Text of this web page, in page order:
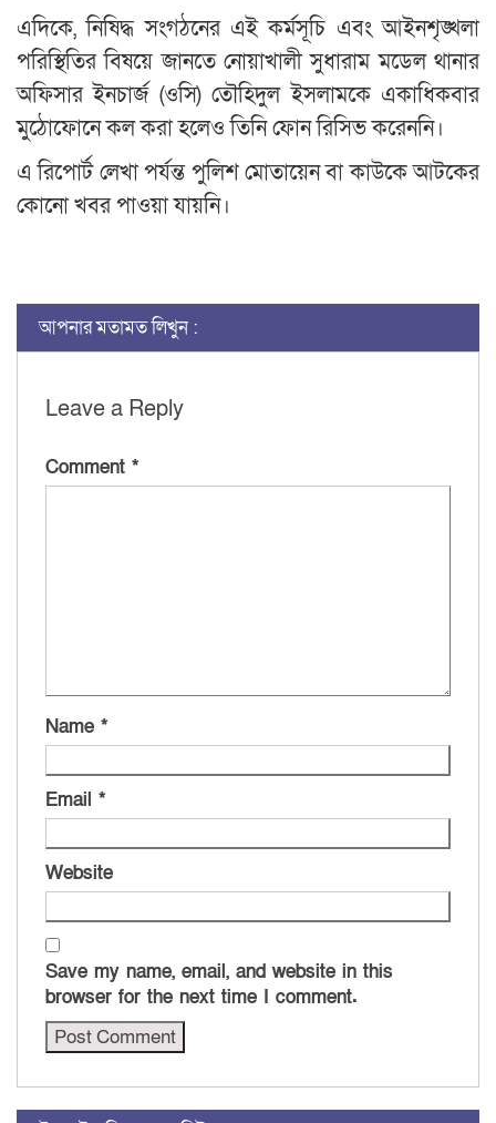
এদিকে, নিষিদ্ধ সংগঠনের এই কর্মসূচি এবং আইনশৃঙ্খলা
পরিস্থিতির বিষয়ে জানতে নোয়াখালী সুধারাম মডেল থানার
অফিসার ইনচার্জ (ওসি) তৌহিদুল ইসলামকে একাধিকবার
মুঠোফোনে কল করা হলেও তিনি ফোন রিসিভ করেননি।
এ রিপোর্ট লেখা পর্যন্ত পুলিশ মোতায়েন বা কাউকে আটকের
কোনো খবর পাওয়া যায়নি।
আপনার মতামত লিখুন :
Leave a Reply
Comment *
Name *
Email *
Website
Save my name, email, and website in this
browser for the next time I comment.